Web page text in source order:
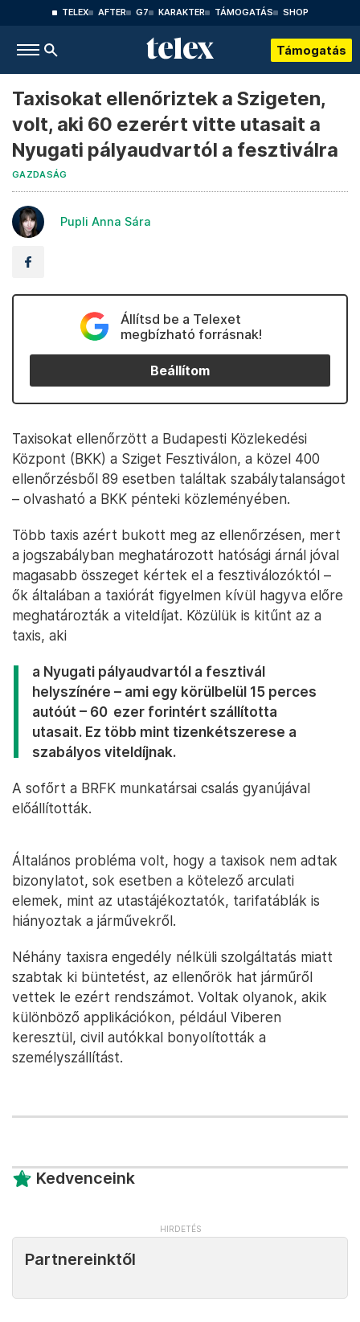
TELEX AFTER G7 KARAKTER TÁMOGATÁS SHOP
Támogatás
Taxisokat ellenőriztek a Szigeten,
volt, aki 60 ezerért vitte utasait a
Nyugati pályaudvartól a fesztiválra
GAZDASÁG
Pupli Anna Sára
Állítsd be a Telexet
megbízható forrásnak!
Beállítom
Taxisokat ellenőrzött a Budapesti Közlekedési
Központ (BKK) a Sziget Fesztiválon, a közel 400
ellenőrzésből 89 esetben találtak szabálytalanságot
– olvasható a BKK pénteki közleményében.
Több taxis azért bukott meg az ellenőrzésen, mert
a jogszabályban meghatározott hatósági árnál jóval
magasabb összeget kértek el a fesztiválozóktól –
ők általában a taxiórát figyelmen kívül hagyva előre
meghatározták a viteldíjat. Közülük is kitűnt az a
taxis, aki
a Nyugati pályaudvartól a fesztivál
helyszínére – ami egy körülbelül 15 perces
autóút – 60 ezer forintért szállította
utasait. Ez több mint tizenkétszerese a
szabályos viteldíjnak.
A sofőrt a BRFK munkatársai csalás gyanújával
előállították.
Általános probléma volt, hogy a taxisok nem adtak
bizonylatot, sok esetben a kötelező arculati
elemek, mint az utastájékoztatók, tarifatáblák is
hiányoztak a járművekről.
Néhány taxisra engedély nélküli szolgáltatás miatt
szabtak ki büntetést, az ellenőrök hat járműről
vettek le ezért rendszámot. Voltak olyanok, akik
különböző applikációkon, például Viberen
keresztül, civil autókkal bonyolították a
személyszállítást.
Kedvenceink
Partnereinktől